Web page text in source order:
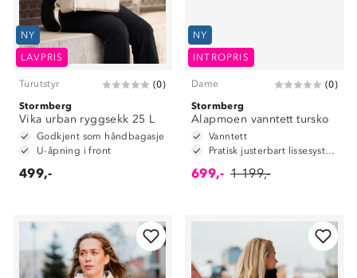
NY
LAVPRIS
Turutstyr (0)
Stormberg
Vika urban ryggsekk 25 L
Godkjent som håndbagasje
U-åpning i front
499,-
NY
INTROPRIS
Dame (0)
Stormberg
Alapmoen vanntett tursko
Vanntett
Pratisk justerbart lissesystem
699,- 1 199,-